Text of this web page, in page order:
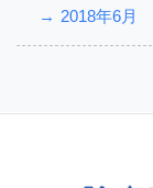
2018年6月